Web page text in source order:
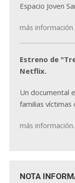
Espacio Joven
más información
Estreno de
Netflix.
Un documental
familias
más
NOTA